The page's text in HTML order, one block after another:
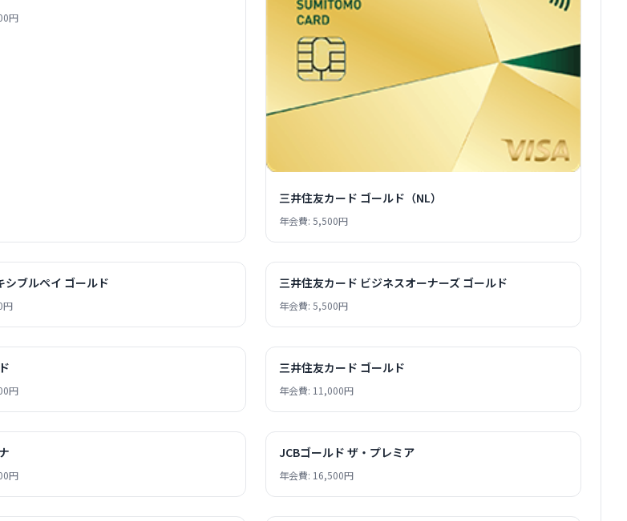
円
三井住友カード ゴールド（NL）
年会費: 5,500円
シブルペイ ゴールド
円
三井住友カード ビジネスオーナーズ ゴールド
年会費: 5,500円
円
三井住友カード ゴールド
年会費: 11,000円
円
JCBゴールド ザ・プレミア
年会費: 16,500円